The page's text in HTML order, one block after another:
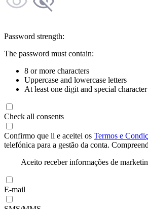
Password strength:
The password must contain:
8 or more characters
Uppercase and lowercase letters
At least one digit and special character
Check all consents
Confirmo que li e aceitei os Termos e
telefónica para a gestão da conta.
Aceito receber informações de
E-mail